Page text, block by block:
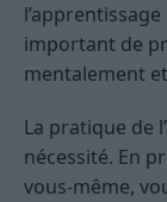
important de
mentalement
La pratique de
nécessité. En
vous-même,